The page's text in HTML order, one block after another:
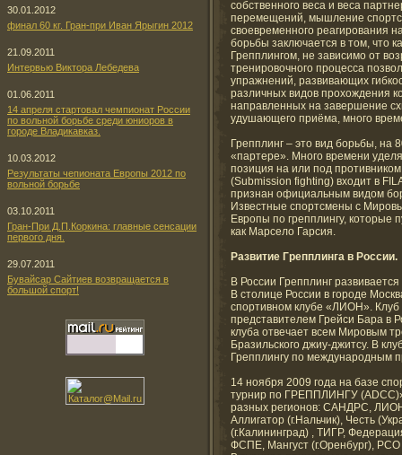
30.01.2012
финал 60 кг. Гран-при Иван Ярыгин 2012
21.09.2011
Интервью Виктора Лебедева
01.06.2011
14 апреля стартовал чемпионат России
по вольной борьбе среди юниоров в
городе Владикавказ.
10.03.2012
Результаты чепионата Европы 2012 по
вольной борьбе
03.10.2011
Гран-При Д.П.Коркина: главные сенсации
первого дня.
29.07.2011
Бувайсар Сайтиев возвращается в
большой спорт!
собственного веса и веса
перемещений, мышление
своевременного реагирования
борьбы заключается в том, что
Грепплингом, не зависимо от
тренировочного процесса
упражнений, развивающих
различных видов прохождения
направленных на завершение
удушающего приёма, много
Грепплинг – это вид борьбы, на
«партере». Много времени
позиция на или под
(Submission fighting) входит в
признан официальным видом
Известные спортсмены с
Европы по грепплингу,
как Марсело Гарсия.
Развитие Грепплинга в России.
В России Грепплинг
В столице России в городе
спортивном клубе «ЛИОН».
представителем Грейси Бара в
клуба отвечает всем Мировым
Бразильского джиу-джитсу. В
Грепплингу по международным
14 ноября 2009 года на базе
турнир по ГРЕППЛИНГУ
разных регионов: САНДРС,
Аллигатор (г.Нальчик), Честь
(г.Калининград) , ТИГР,
ФСПЕ, Мангуст (г.Оренбург),